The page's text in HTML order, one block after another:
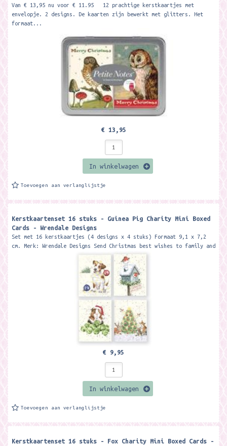
Van € 13,95 nu voor € 11.95 12 prachtige kerstkaartjes met
envelopje. 2 designs. De kaarten zijn bewerkt met glitters. Het
formaat...
€ 13,95
In winkelwagen
Toevoegen aan verlanglijstje
Kerstkaartenset 16 stuks - Guinea Pig Charity Mini Boxed
Cards - Wrendale Designs
Set met 16 kerstkaartjes (4 designs x 4 stuks) Formaat 9,1 x 7,2
cm. Merk: Wrendale Designs Send Christmas best wishes to family and
€ 9,95
In winkelwagen
Toevoegen aan verlanglijstje
Kerstkaartenset 16 stuks - Fox Charity Mini Boxed Cards -